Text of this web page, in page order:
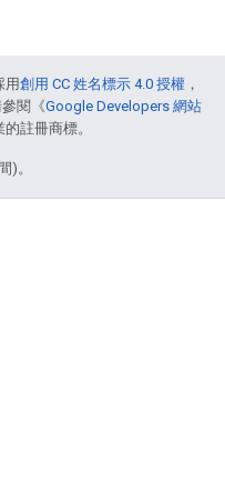
用創用 CC 姓名標示 4.0 授權 ，
閱《Google Developers 網站
註冊商標。
)。